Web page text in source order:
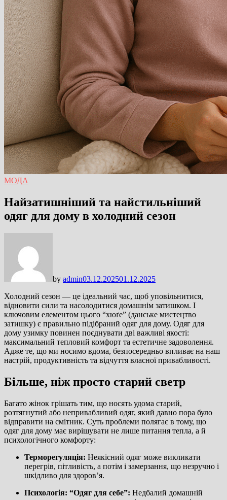
МОДА
Найзатишніший та найстильніший
одяг для дому в холодний сезон
by admin03.12.202501.12.2025
Холодний сезон — це ідеальний час, щоб уповільнитися,
відновити сили та насолодитися домашнім затишком. І
ключовим елементом цього “хюґе” (данське мистецтво
затишку) є правильно підібраний одяг для дому. Одяг для
дому узимку повинен поєднувати дві важливі якості:
максимальний тепловий комфорт та естетичне задоволення.
Адже те, що ми носимо вдома, безпосередньо впливає на наш
настрій, продуктивність та відчуття власної привабливості.
Більше, ніж просто старий светр
Багато жінок грішать тим, що носять удома старий,
розтягнутий або непривабливий одяг, який давно пора було
відправити на смітник. Суть проблеми полягає в тому, що
одяг для дому має вирішувати не лише питання тепла, а й
психологічного комфорту:
Терморегуляція: Неякісний одяг може викликати
перегрів, пітливість, а потім і замерзання, що незручно і
шкідливо для здоров’я.
Психологія: “Одяг для себе”: Недбалий домашній